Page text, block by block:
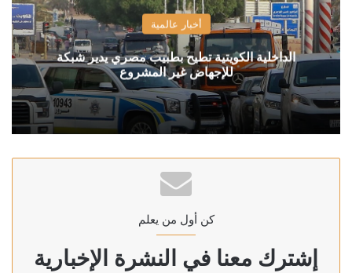
أخبار عالمية
الداخلية الكويتية تطيح بطبيب مصري يدير شبكة
للإجهاض غير المشروع
كن أول من يعلم
إشترك معنا في النشرة الإخبارية